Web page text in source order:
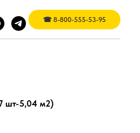
☎ 8-800-555-53-95
шт-5,04 м2)